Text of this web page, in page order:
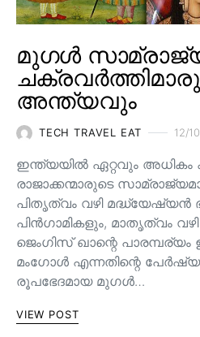
മുഗൾ
അന്ത്യവും
TECH TRAVEL EAT 12/
ഇന്ത്യയിൽ ഏറ്റവും അധികം
രാജാക്കന്മാരുടെ
പിതൃത്വം വഴി മദ്ധ്യേഷ്യൻ
പിൻ‌ഗാമികളും, മാതൃത്വം
ജെംഗിസ് ഖാന്റെ
മംഗോൾ എന്നതിന്റെ
രൂപഭേദമായ മുഗൾ…
VIEW POST